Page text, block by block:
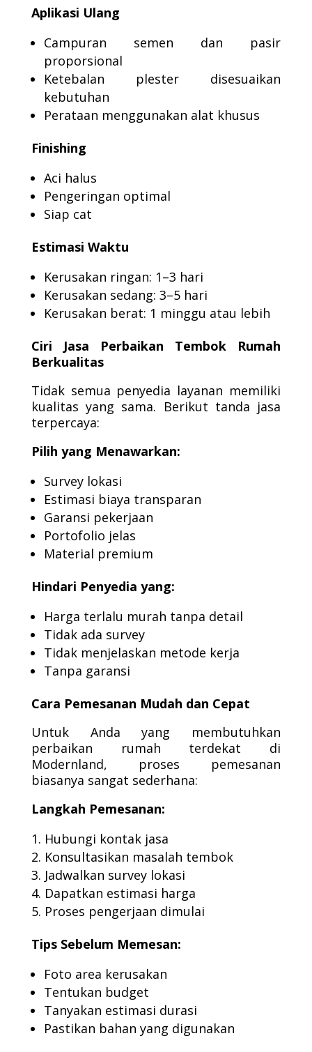
Aplikasi Ulang
Campuran semen dan pasir
proporsional
Ketebalan plester disesuaikan
kebutuhan
Perataan menggunakan alat khusus
Finishing
Aci halus
Pengeringan optimal
Siap cat
Estimasi Waktu
Kerusakan ringan: 1–3 hari
Kerusakan sedang: 3–5 hari
Kerusakan berat: 1 minggu atau lebih
Ciri Jasa Perbaikan Tembok Rumah
Berkualitas
Tidak semua penyedia layanan memiliki
kualitas yang sama. Berikut tanda jasa
terpercaya:
Pilih yang Menawarkan:
Survey lokasi
Estimasi biaya transparan
Garansi pekerjaan
Portofolio jelas
Material premium
Hindari Penyedia yang:
Harga terlalu murah tanpa detail
Tidak ada survey
Tidak menjelaskan metode kerja
Tanpa garansi
Cara Pemesanan Mudah dan Cepat
Untuk Anda yang membutuhkan
perbaikan rumah terdekat di
Modernland, proses pemesanan
biasanya sangat sederhana:
Langkah Pemesanan:
Hubungi kontak jasa
Konsultasikan masalah tembok
Jadwalkan survey lokasi
Dapatkan estimasi harga
Proses pengerjaan dimulai
Tips Sebelum Memesan:
Foto area kerusakan
Tentukan budget
Tanyakan estimasi durasi
Pastikan bahan yang digunakan